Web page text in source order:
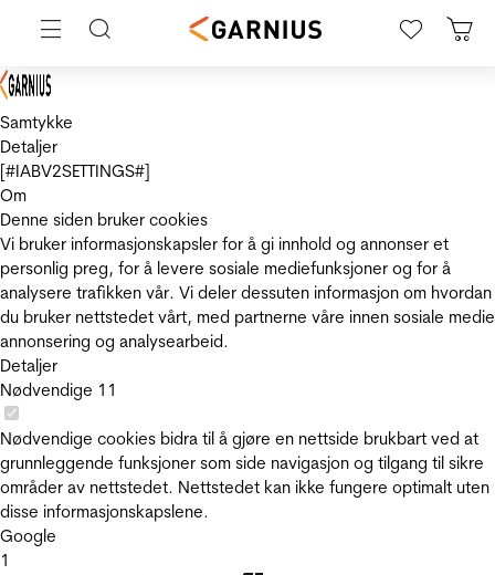
Samtykke
Detaljer
[#IABV2SETTINGS#]
Om
Denne siden bruker cookies
Vi bruker informasjonskapsler for å gi innhold og annonser et
personlig preg, for å levere sosiale mediefunksjoner og for å
analysere trafikken vår. Vi deler dessuten informasjon om hvordan
du bruker nettstedet vårt, med partnerne våre innen sosiale
annonsering og analysearbeid.
Detaljer
Nødvendige 11
Nødvendige cookies bidra til å gjøre en nettside brukbart ved at
grunnleggende funksjoner som side navigasjon og tilgang til sikre
områder av nettstedet. Nettstedet kan ikke fungere optimalt uten
disse informasjonskapslene.
Google
1